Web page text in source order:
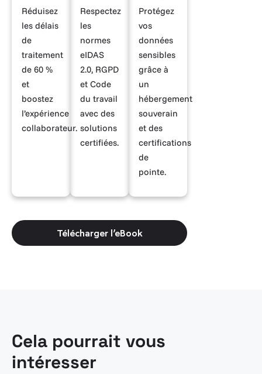
Réduisez
les délais
de
traitement
de 60 %
et
boostez
l’expérience
collaborateur.
Respectez
les
normes
eIDAS
2.0, RGPD
et Code
du travail
avec des
solutions
certifiées.
Protégez
vos
données
sensibles
grâce à
un
hébergement
souverain
et des
certifications
de
pointe.
Télécharger l’eBook
Cela pourrait vous
intéresser